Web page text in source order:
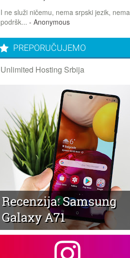
I ne služi ničemu, nema srpski jezik, nema
podršk... - Anonymous
PREPORUČUJEMO
Unlimited Hosting Srbija
Recenzija: Samsung
Galaxy A71